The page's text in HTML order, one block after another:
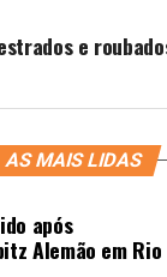
e
AS MAIS LIDAS
após
Alemão em Rio